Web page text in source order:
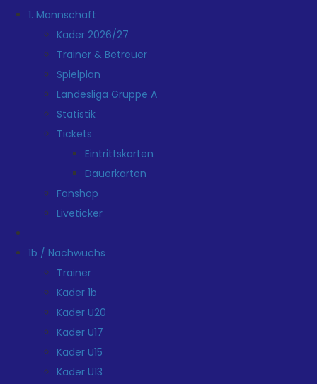
1. Mannschaft
Kader 2026/27
Trainer & Betreuer
Spielplan
Landesliga Gruppe A
Statistik
Tickets
Eintrittskarten
Dauerkarten
Fanshop
Liveticker
1b / Nachwuchs
Trainer
Kader 1b
Kader U20
Kader U17
Kader U15
Kader U13